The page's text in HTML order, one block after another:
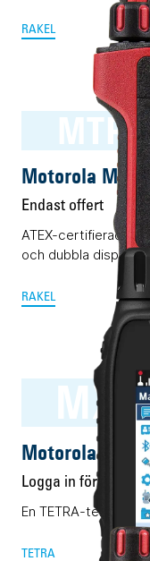
RAKEL
Motorola
Endast offert
ATEX-certifierad
och dubbla displayer.
RAKEL
Motorola
Logga in för pris
En TETRA-terminal
TETRA